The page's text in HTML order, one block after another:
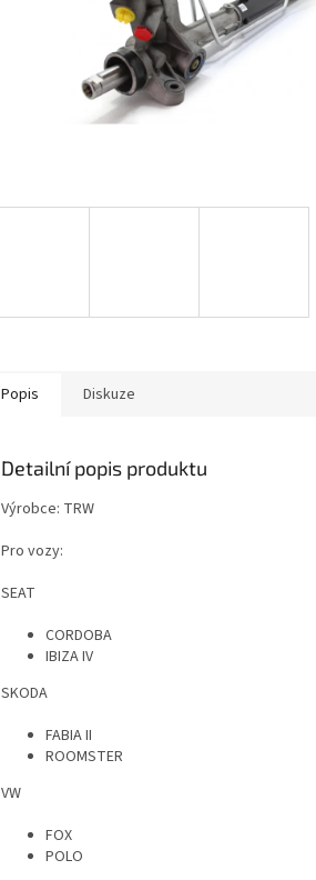
Popis Diskuze
Detailní popis produktu
Výrobce: TRW
Pro vozy:
SEAT
CORDOBA
IBIZA IV
SKODA
FABIA II
ROOMSTER
VW
FOX
POLO